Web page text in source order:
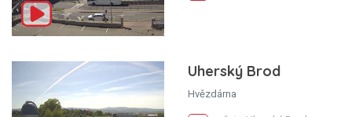
Uherský Brod
Hvězdárna